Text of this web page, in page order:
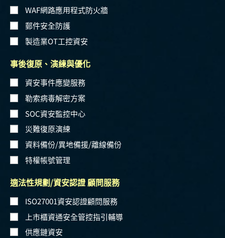
WAF網路應用程式防火牆
郵件安全防護
製造業OT工控資安
事後復原、演練與優化
資安事件應變服務
勒索病毒解密方案
SOC資安監控中心
災難復原演練
資料備份/異地備援/離線備份
特權帳號管理
適法性規劃/資安認證 顧問服務
ISO27001資安認證顧問服務
上市櫃資通安全管控指引輔導
供應鏈資安